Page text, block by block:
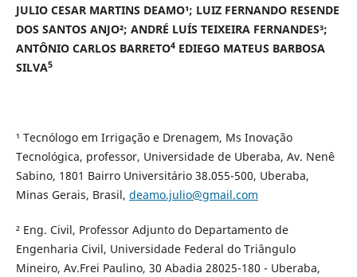
JULIO CESAR MARTINS DEAMO¹; LUIZ FERNANDO RESENDE
DOS SANTOS ANJO²; ANDRÉ LUÍS TEIXEIRA FERNANDES³;
ANTÔNIO CARLOS BARRETO4EDIEGO MATEUS BARBOSA
SILVA5
¹ Tecnólogo em Irrigação e Drenagem, Ms Inovação
Tecnológica, professor, Universidade de Uberaba, Av. Nenê
Sabino, 1801 Bairro Universitário 38.055-500, Uberaba,
Minas Gerais, Brasil, deamo.julio@gmail.com
² Eng. Civil, Professor Adjunto do Departamento de
Engenharia Civil, Universidade Federal do Triângulo
Mineiro, Av.Frei Paulino, 30 Abadia 28025-180 - Uberaba,